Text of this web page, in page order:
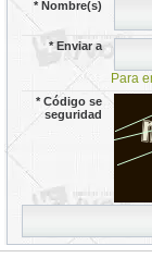
*Nombre(s)
*Enviar a
Para
*Código se
seguridad